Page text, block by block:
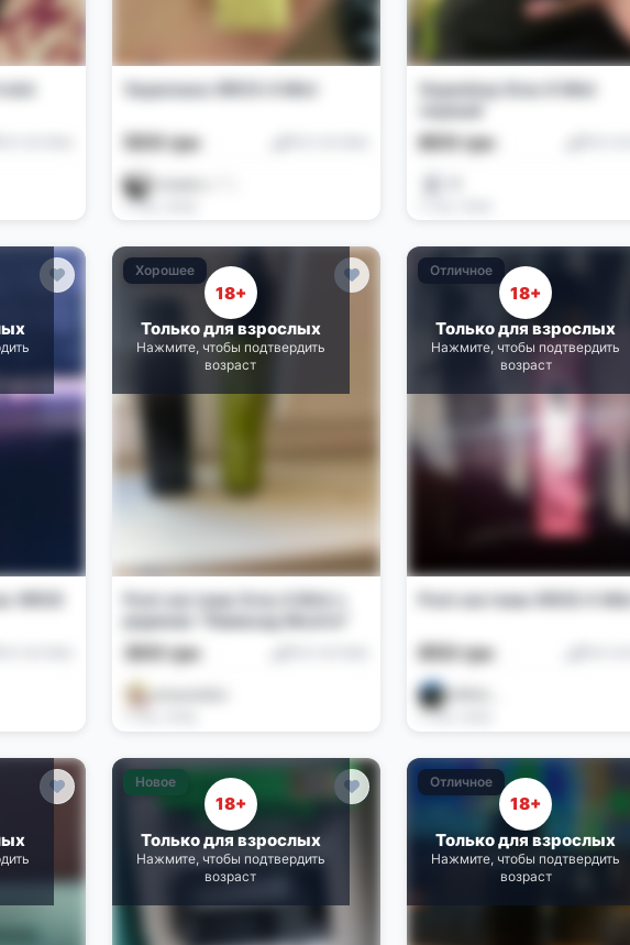
Vaporesso XROS 4 Mini
500 грн
2 нед. назад
Vapeshop Xros 6 Mini
800 грн
XROS
Хорошее
18+
Только для взрослых
Нажмите, чтобы подтвердить
возраст
Pod-система Xros 4 Mini з
300 грн
2 нед. назад
Отличное
18+
Только для взрослых
Нажмите, чтобы подтвердить
возраст
Pod-система XROS 4 Mini
650 грн
2 нед. назад
Новое
18+
Только для взрослых
Нажмите, чтобы подтвердить
возраст
Отличное
18+
Только для взрослых
Нажмите, чтобы подтвердить
возраст